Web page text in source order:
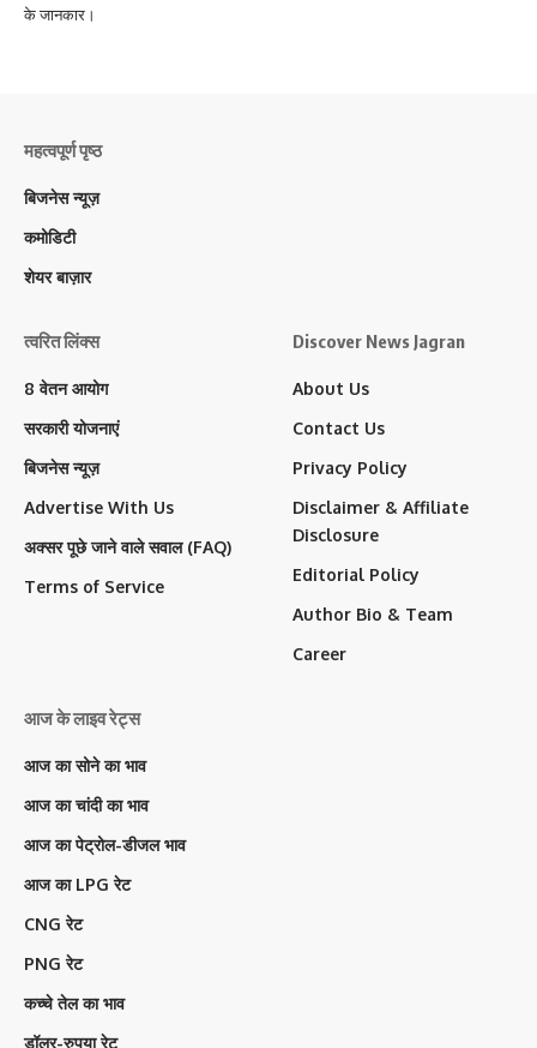
के जानकार।
महत्वपूर्ण पृष्ठ
बिजनेस न्यूज़
कमोडिटी
शेयर बाज़ार
त्वरित लिंक्स
8 वेतन आयोग
सरकारी योजनाएं
बिजनेस न्यूज़
Advertise With Us
अक्सर पूछे जाने वाले सवाल (FAQ)
Terms of Service
Discover News Jagran
About Us
Contact Us
Privacy Policy
Disclaimer & Affiliate
Disclosure
Editorial Policy
Author Bio & Team
Career
आज के लाइव रेट्स
आज का सोने का भाव
आज का चांदी का भाव
आज का पेट्रोल-डीजल भाव
आज का LPG रेट
CNG रेट
PNG रेट
कच्चे तेल का भाव
डॉलर-रुपया रेट